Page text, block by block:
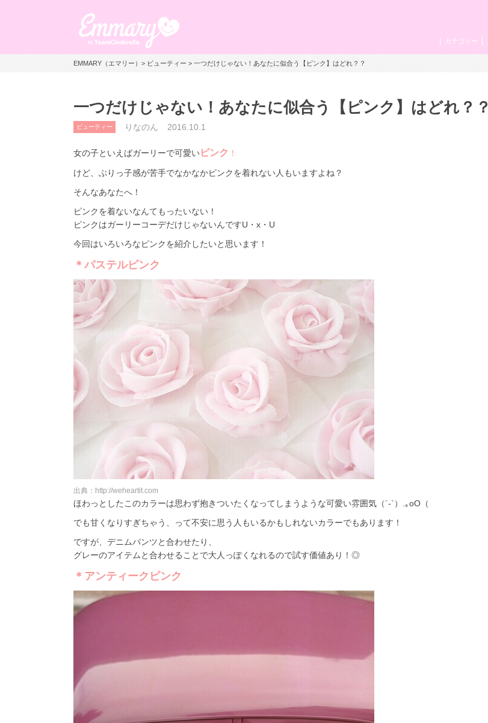
カテゴリー
EMMARY（エマリー）>ビューティー> 一つだけじゃない！あなたに似合う【ピンク】はどれ？？
一つだけじゃない！あなたに似合う【ピンク】はどれ？？
ビューティー りなのん 2016.10.1
女の子といえばガーリーで可愛いピンク ！
けど、ぶりっ子感が苦手でなかなかピンクを着れない人もいますよね？
そんなあなたへ！
ピンクを着ないなんてもったいない！
ピンクはガーリーコーデだけじゃないんですU・x・U
今回はいろいろなピンクを紹介したいと思います！
＊パステルピンク
出典：http://weheartit.com
ほわっとしたこのカラーは思わず抱きついたくなってしまうような可愛い雰囲気（´-`）.｡oO（
でも甘くなりすぎちゃう、って不安に思う人もいるかもしれないカラーでもあります！
ですが、デニムパンツと合わせたり、
グレーのアイテムと合わせることで大人っぽくなれるので試す価値あり！◎
＊アンティークピンク